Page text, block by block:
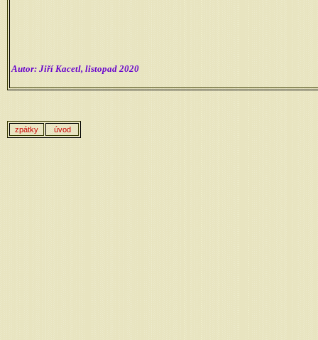
Autor: Jiří Kacetl, listopad 2020
zpátky úvod